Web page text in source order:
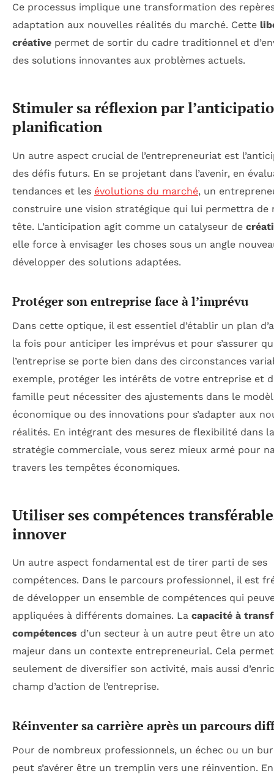
Ce processus implique une transformation des
adaptation aux nouvelles réalités du marché. Cette
créative permet de sortir du cadre traditionnel et
des solutions innovantes aux problèmes actuels.
Stimuler sa réflexion par
planification
Un autre aspect crucial de l’entrepreneuriat est
des défis futurs. En se projetant dans l’avenir, en
tendances et les évolutions du marché, un
construire une vision stratégique qui lui permettra de
tête. L’anticipation agit comme un catalyseur de
elle force à envisager les choses sous un angle
développer des solutions adaptées.
Protéger son entreprise face à l’imprévu
Dans cette optique, il est essentiel d’établir un plan
la fois pour anticiper les imprévus et pour s’assurer
l’entreprise se porte bien dans des circonstances
exemple, protéger les intérêts de votre entreprise et
famille peut nécessiter des ajustements dans le
économique ou des innovations pour s’adapter aux
réalités. En intégrant des mesures de flexibilité dans la
stratégie commerciale, vous serez mieux armé pour
travers les tempêtes économiques.
Utiliser ses compétences
innover
Un autre aspect fondamental est de tirer parti de ses
compétences. Dans le parcours professionnel, il est
de développer un ensemble de compétences qui
appliquées à différents domaines. La capacité à
compétences d’un secteur à un autre peut être un
majeur dans un contexte entrepreneurial. Cela
seulement de diversifier son activité, mais aussi
champ d’action de l’entreprise.
Réinventer sa carrière après un parcours
Pour de nombreux professionnels, un échec ou un
peut s’avérer être un tremplin vers une réinvention. En